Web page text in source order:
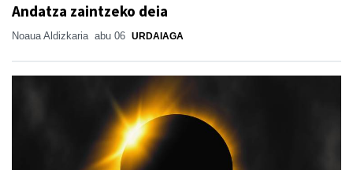
Andatza zaintzeko deia
Noaua Aldizkaria abu 06 URDAIAGA